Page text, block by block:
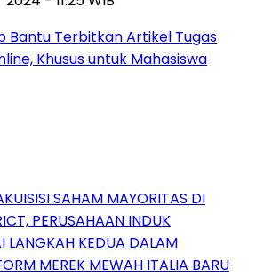
Bantu Terbitkan Artikel Tugas
Khusus untuk Mahasiswa
SAHAM MAYORITAS DI
PERUSAHAAN INDUK
LANGKAH KEDUA DALAM
MEREK MEWAH ITALIA BARU